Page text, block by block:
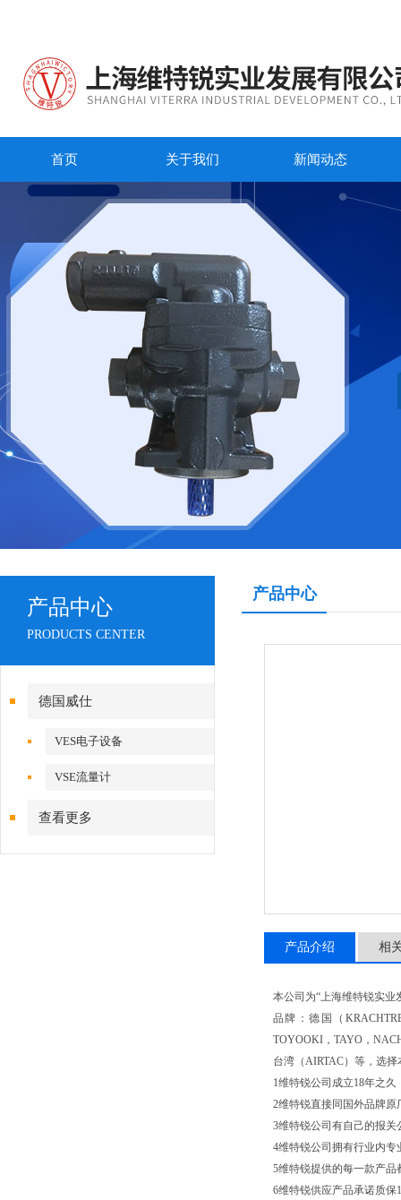
首页 关于我们 新闻动态
产品中心
PRODUCTS CENTER
德国威仕
VES电子设备
VSE流量计
查看更多
产品中心
产品介绍 相
本公司为“上海维特锐实
品牌：德国（
TOYOOKI，TAYO，
台湾（AIRTAC）等，选
1维特锐公司成立18年之
2维特锐直接同国外品牌
3维特锐公司有自己的报
4维特锐公司拥有行业内
5维特锐提供的每一款产
6维特锐供应产品承诺质